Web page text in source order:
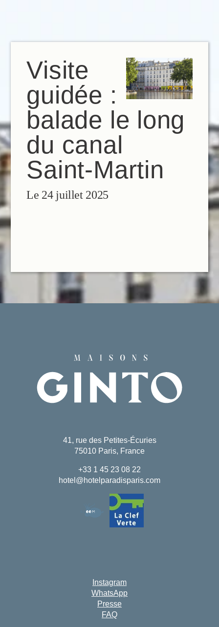
Visite
guidée :
balade le long
du canal
Saint-Martin
Le 24 juillet 2025
Instagram
WhatsApp
Presse
FAQ
41, rue des Petites-Écuries
75010 Paris, France
+33 1 45 23 08 22
hotel@hotelparadisparis.com
Les Chambres & Suite
Nos Engagements